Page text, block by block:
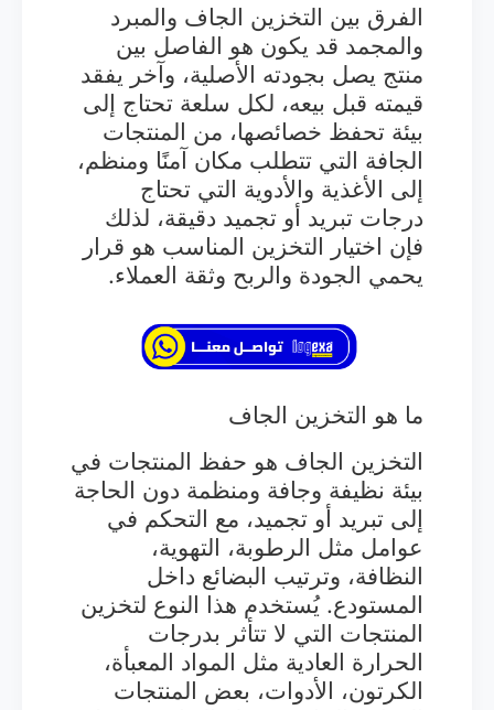
الفرق بين التخزين الجاف والمبرد
والمجمد قد يكون هو الفاصل بين
منتج يصل بجودته الأصلية، وآخر يفقد
قيمته قبل بيعه، لكل سلعة تحتاج إلى
بيئة تحفظ خصائصها، من المنتجات
الجافة التي تتطلب مكان آمنًا ومنظم،
إلى الأغذية والأدوية التي تحتاج
درجات تبريد أو تجميد دقيقة، لذلك
فإن اختيار التخزين المناسب هو قرار
يحمي الجودة والربح وثقة العملاء.
ما هو التخزين الجاف
التخزين الجاف هو حفظ المنتجات في
بيئة نظيفة وجافة ومنظمة دون الحاجة
إلى تبريد أو تجميد، مع التحكم في
عوامل مثل الرطوبة، التهوية،
النظافة، وترتيب البضائع داخل
المستودع. يُستخدم هذا النوع لتخزين
المنتجات التي لا تتأثر بدرجات
الحرارة العادية مثل المواد المعبأة،
الكرتون، الأدوات، بعض المنتجات